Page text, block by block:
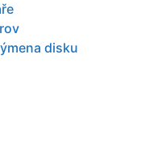
disku